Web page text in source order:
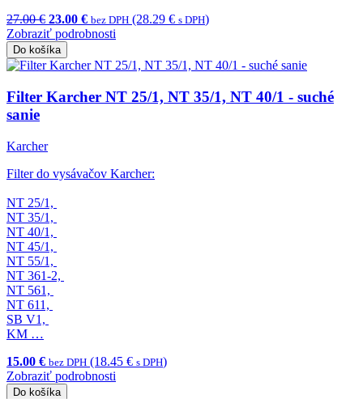
27.00 € 23.00 € bez DPH (28.29 € s DPH)
Zobraziť podrobnosti
Do košíka
Filter Karcher NT 25/1, NT 35/1, NT 40/1 - suché
sanie
Karcher
Filter do vysávačov Karcher:
NT 25/1,
NT 35/1,
NT 40/1,
NT 45/1,
NT 55/1,
NT 361-2,
NT 561,
NT 611,
SB V1,
KM …
15.00 € bez DPH (18.45 € s DPH)
Zobraziť podrobnosti
Do košíka